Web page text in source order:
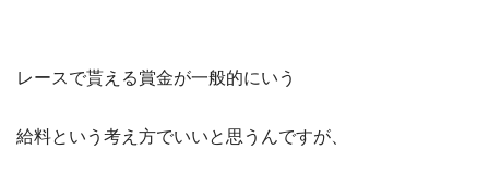
レースで貰える賞金が一般的にいう
給料という考え方でいいと思うんですが、